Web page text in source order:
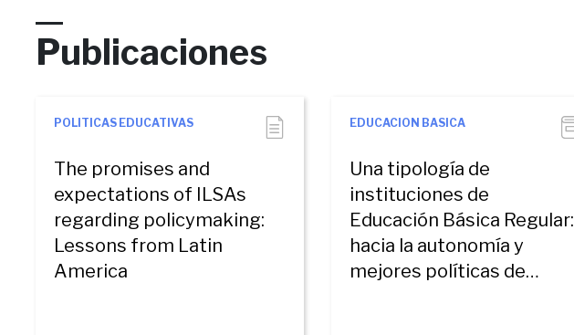
Publicaciones
POLITICAS EDUCATIVAS
The promises and
expectations of ILSAs
regarding policymaking:
Lessons from Latin
America
EDUCACION BASICA
Una tipología de
instituciones de
Educación Básica Regular:
hacia la autonomía y
mejores políticas de